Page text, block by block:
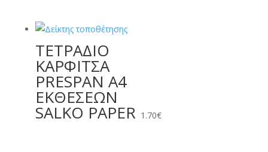
ΤΕΤΡΑΔΙΟ
ΚΑΡΦΙΤΣΑ
PRESPAN A4
ΕΚΘΕΣΕΩΝ
SALKO PAPER 1.70€